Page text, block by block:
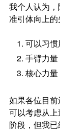
我个人认为
准引体向上的
可以习
手臂力量
核心力量
如果各位目
可以考虑从
阶段，但我